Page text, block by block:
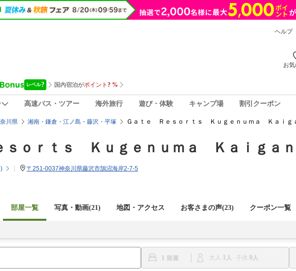
ヘルプ
お気
高速バス・ツアー 海外旅行 遊び・体験 キャンプ場 割引クーポン
川県 湘南・鎌倉・江ノ島・藤沢・平塚 Ｇａｔｅ Ｒｅｓｏｒｔｓ Ｋｕｇｅｎｕｍａ Ｋａｉｇ
ｏｒｔｓ Ｋｕｇｅｎｕｍａ Ｋａｉｇａｎ
〒251-0037神奈川県藤沢市鵠沼海岸2-7-5
部屋一覧 写真・動画(21) 地図・アクセス お客さまの声(23) クーポン一覧
1 大人 1 子供 0